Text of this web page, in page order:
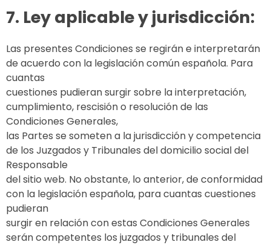
7. Ley aplicable y jurisdicción:
Las presentes Condiciones se regirán e interpretarán
de acuerdo con la legislación común española. Para
cuantas
cuestiones pudieran surgir sobre la interpretación,
cumplimiento, rescisión o resolución de las
Condiciones Generales,
las Partes se someten a la jurisdicción y competencia
de los Juzgados y Tribunales del domicilio social del
Responsable
del sitio web. No obstante, lo anterior, de conformidad
con la legislación española, para cuantas cuestiones
pudieran
surgir en relación con estas Condiciones Generales
serán competentes los juzgados y tribunales del